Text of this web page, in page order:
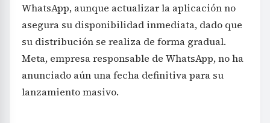
WhatsApp, aunque actualizar la aplicación no
asegura su disponibilidad inmediata, dado que
su distribución se realiza de forma gradual.
Meta, empresa responsable de WhatsApp, no ha
anunciado aún una fecha definitiva para su
lanzamiento masivo.